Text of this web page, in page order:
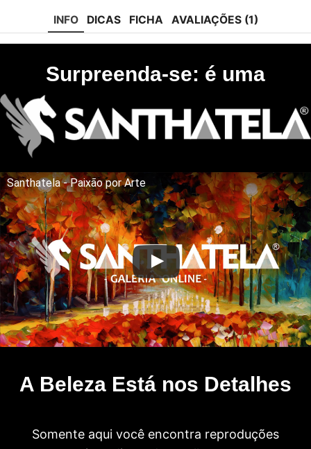
INFO DICAS FICHA AVALIAÇÕES (1)
Surpreenda-se: é uma
Santhatela - Paixão por Arte
A Beleza Está nos Detalhes
Somente aqui você encontra reproduções